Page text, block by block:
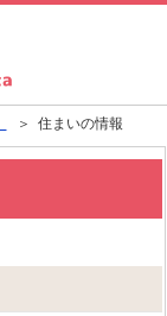
＞ 住まいの情報